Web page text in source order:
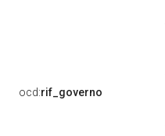
ocd:rif_governo